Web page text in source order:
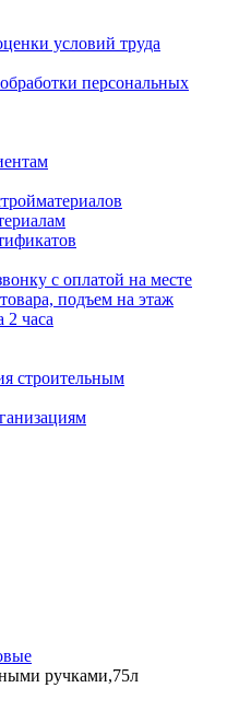
условий труда
персональных
с оплатой на месте
подъем на этаж
2 часа
строительным
ручками,75л